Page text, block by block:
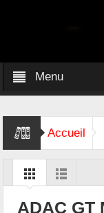
Menu
Accueil
ADAC GT